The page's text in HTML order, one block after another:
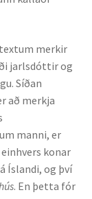
merkir
jarlsdóttir og
Síðan
að merkja
manni, er
konar
Íslandi, og því
. En þetta fór